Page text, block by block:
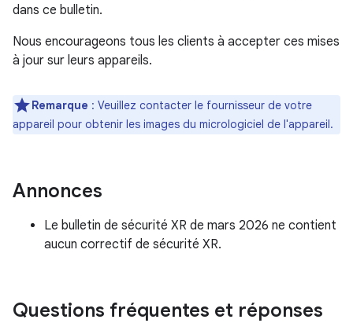
dans ce bulletin.
Nous encourageons tous les clients à accepter ces mises
à jour sur leurs appareils.
Remarque : Veuillez contacter le fournisseur de votre
appareil pour obtenir les images du micrologiciel de l'appareil.
Annonces
Le bulletin de sécurité XR de mars 2026 ne contient
aucun correctif de sécurité XR.
Questions fréquentes et réponses